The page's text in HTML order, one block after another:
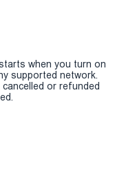
when you turn on
supported network.
or refunded